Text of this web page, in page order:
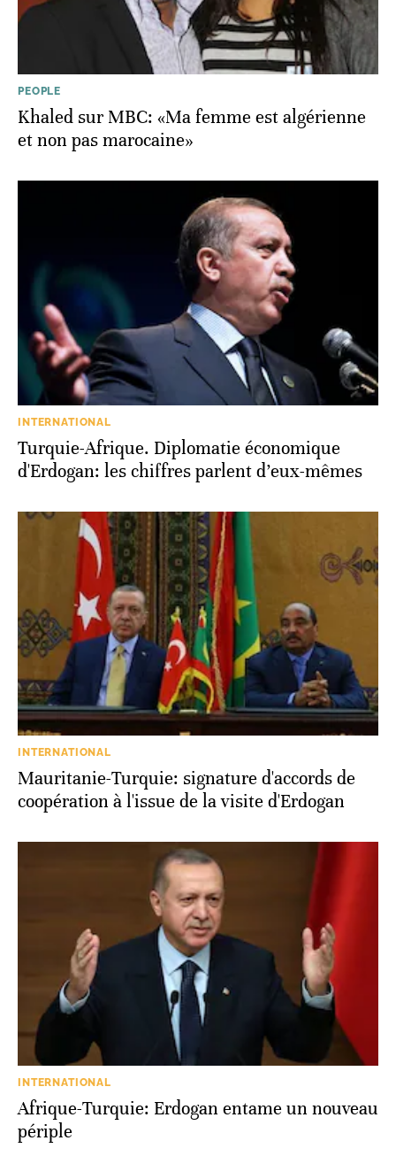
PEOPLE
Khaled sur MBC: «Ma femme est algérienne
et non pas marocaine»
INTERNATIONAL
Turquie-Afrique. Diplomatie économique
d'Erdogan: les chiffres parlent d’eux-mêmes
INTERNATIONAL
Mauritanie-Turquie: signature d'accords de
coopération à l'issue de la visite d'Erdogan
INTERNATIONAL
Afrique-Turquie: Erdogan entame un nouveau
périple